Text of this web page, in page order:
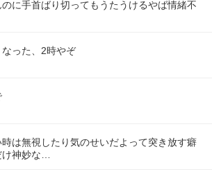
に手首ばり切ってもうたうけるやば情緒不
った、2時やぞ
は無視したり気のせいだよって突き放す癖
神妙な…